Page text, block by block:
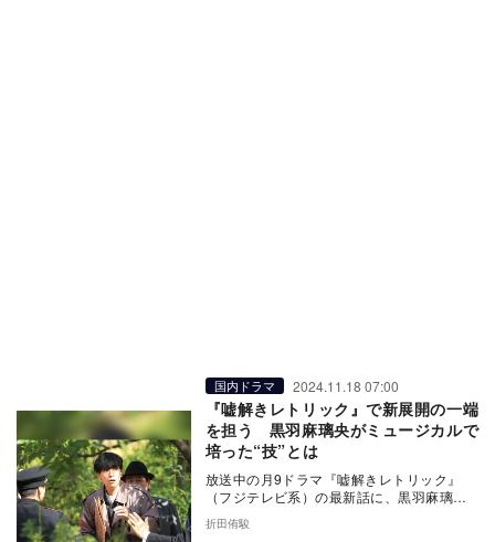
国内ドラマ 2024.11.18 07:00
『嘘解きレトリック』で新展開の一端
を担う 黒羽麻璃央がミュージカルで
培った“技”とは
放送中の月9ドラマ『嘘解きレトリック』
（フジテレビ系）の最新話に、黒羽麻璃央
は若手俳優の中…
折田侑駿